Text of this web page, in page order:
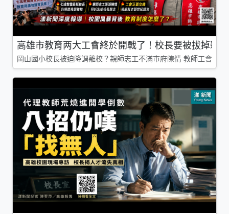
高雄市教育两大工會終於開戰了！校長要被拔掉親
岡山國小校長被迫降調離校？親師志工不滿市府陳情 教師工會槓